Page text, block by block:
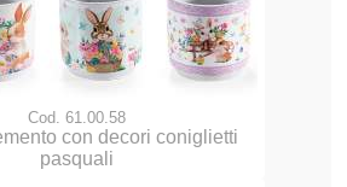
Cod. 61.00.58
con decori coniglietti
pasquali